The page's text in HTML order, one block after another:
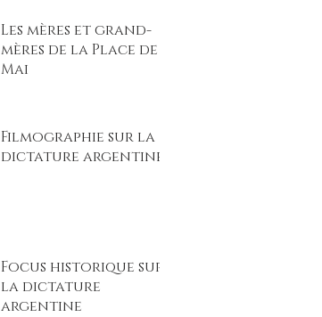
Les mères et grand-
mères de la Place de
Mai
Filmographie sur la
dictature argentine
Focus historique sur
la dictature
argentine